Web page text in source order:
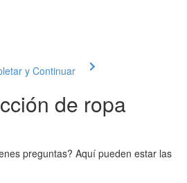
y Continuar
de ropa
preguntas? Aquí pueden estar las